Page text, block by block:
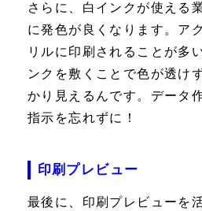
さらに、白インクが使える
に発色が良くなります。ア
リルに印刷されることが多
ンクを敷くことで色が透け
かり見えるんです。データ
指示を忘れずに！
印刷プレビュー
最後に、印刷プレビューを